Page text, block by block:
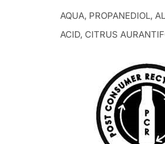
AQUA, PROPANEDIOL,
ACID, CITRUS